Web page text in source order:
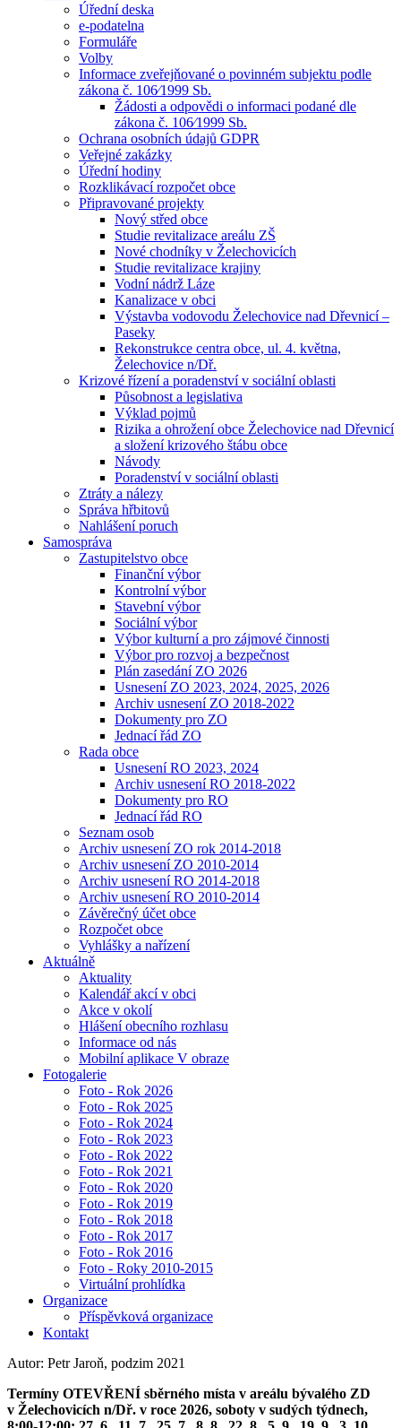
Úřední deska
e-podatelna
Formuláře
Volby
Informace zveřejňované o povinném subjektu podle
zákona č. 106⁄1999 Sb.
Žádosti a odpovědi o informaci podané dle
zákona č. 106⁄1999 Sb.
Ochrana osobních údajů GDPR
Veřejné zakázky
Úřední hodiny
Rozklikávací rozpočet obce
Připravované projekty
Nový střed obce
Studie revitalizace areálu ZŠ
Nové chodníky v Želechovicích
Studie revitalizace krajiny
Vodní nádrž Láze
Kanalizace v obci
Výstavba vodovodu Želechovice nad Dřevnicí –
Paseky
Rekonstrukce centra obce, ul. 4. května,
Želechovice n/Dř.
Krizové řízení a poradenství v sociální oblasti
Působnost a legislativa
Výklad pojmů
Rizika a ohrožení obce Želechovice nad Dřevnicí
a složení krizového štábu obce
Návody
Poradenství v sociální oblasti
Ztráty a nálezy
Správa hřbitovů
Nahlášení poruch
Samospráva
Zastupitelstvo obce
Finanční výbor
Kontrolní výbor
Stavební výbor
Sociální výbor
Výbor kulturní a pro zájmové činnosti
Výbor pro rozvoj a bezpečnost
Plán zasedání ZO 2026
Usnesení ZO 2023, 2024, 2025, 2026
Archiv usnesení ZO 2018-2022
Dokumenty pro ZO
Jednací řád ZO
Rada obce
Usnesení RO 2023, 2024
Archiv usnesení RO 2018-2022
Dokumenty pro RO
Jednací řád RO
Seznam osob
Archiv usnesení ZO rok 2014-2018
Archiv usnesení ZO 2010-2014
Archiv usnesení RO 2014-2018
Archiv usnesení RO 2010-2014
Závěrečný účet obce
Rozpočet obce
Vyhlášky a nařízení
Aktuálně
Aktuality
Kalendář akcí v obci
Akce v okolí
Hlášení obecního rozhlasu
Informace od nás
Mobilní aplikace V obraze
Fotogalerie
Foto - Rok 2026
Foto - Rok 2025
Foto - Rok 2024
Foto - Rok 2023
Foto - Rok 2022
Foto - Rok 2021
Foto - Rok 2020
Foto - Rok 2019
Foto - Rok 2018
Foto - Rok 2017
Foto - Rok 2016
Foto - Roky 2010-2015
Virtuální prohlídka
Organizace
Příspěvková organizace
Kontakt
Autor: Petr Jaroň, podzim 2021
Termíny OTEVŘENÍ sběrného místa v areálu bývalého ZD
v Želechovicích n/Dř. v roce 2026, soboty v sudých týdnech,